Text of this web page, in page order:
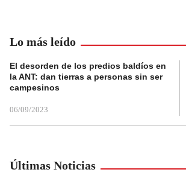
Lo más leído
El desorden de los predios baldíos en
la ANT: dan tierras a personas sin ser
campesinos
06/09/2023
Últimas Noticias